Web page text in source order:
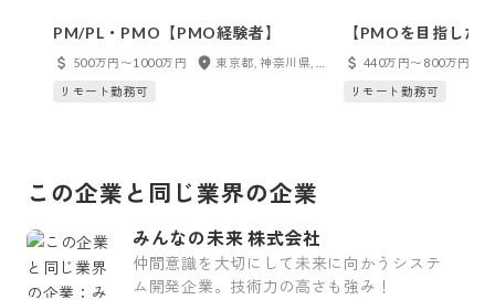
PM/PL・PMO【PMO経験者】
500万円〜1000万円
リモート勤務可
【PMOを目指した
ンジニア経験者
440万円〜800万円
リモート勤務可
この企業と同じ業界の企業
みんなの未来 株式会社
仲間意識を大切にして未来に向かうシステ
ム開発企業。技術力の高さも強み！